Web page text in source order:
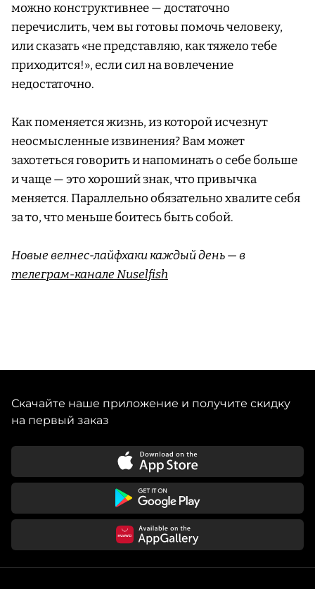
можно конструктивнее — достаточно
перечислить, чем вы готовы помочь человеку,
или сказать «не представляю, как тяжело тебе
приходится!», если сил на вовлечение
недостаточно.
Как поменяется жизнь, из которой исчезнут
неосмысленные извинения? Вам может
захотеться говорить и напоминать о себе больше
и чаще — это хороший знак, что привычка
меняется. Параллельно обязательно хвалите себя
за то, что меньше боитесь быть собой.
Новые велнес-лайфхаки каждый день — в
телеграм-канале Nuselfish
Скачайте наше приложение и получите скидку
на первый заказ